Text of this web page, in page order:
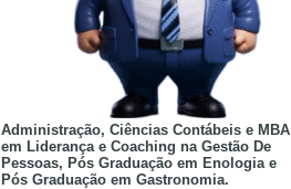
Administração, Ciências Contábeis e MBA
em Liderança e Coaching na Gestão De
Pessoas, Pós Graduação em Enologia e
Pós Graduação em Gastronomia.